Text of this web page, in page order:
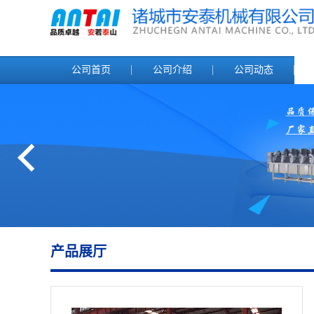
公司首页 公司介绍 公司动态
产品展厅